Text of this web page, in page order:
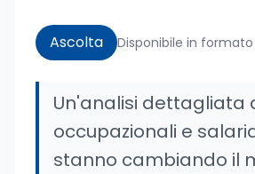
Ascolta Disponibile in
Un'analisi dettagliata
occupazionali e
stanno cambiando il